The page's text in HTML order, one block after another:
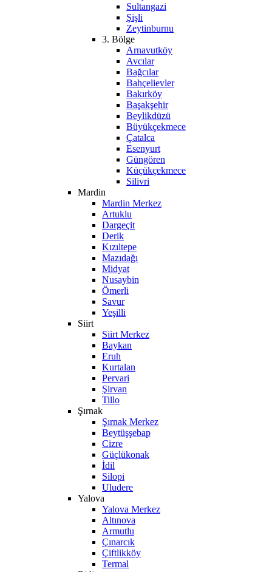
Sultangazi
Şişli
Zeytinburnu
3. Bölge
Arnavutköy
Avcılar
Bağcılar
Bahçelievler
Bakırköy
Başakşehir
Beylikdüzü
Büyükçekmece
Çatalca
Esenyurt
Güngören
Küçükçekmece
Silivri
Mardin
Mardin Merkez
Artuklu
Dargeçit
Derik
Kızıltepe
Mazıdağı
Midyat
Nusaybin
Ömerli
Savur
Yeşilli
Siirt
Siirt Merkez
Baykan
Eruh
Kurtalan
Pervari
Şirvan
Tillo
Şırnak
Şırnak Merkez
Beytüşşebap
Cizre
Güçlükonak
İdil
Silopi
Uludere
Yalova
Yalova Merkez
Altınova
Armutlu
Çınarcık
Çiftlikköy
Termal